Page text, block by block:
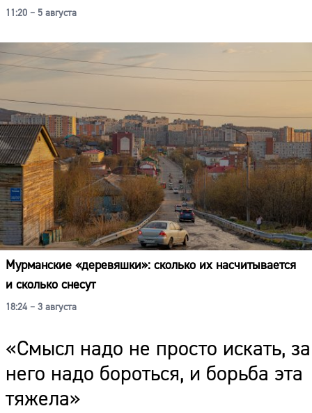
«Смысл надо не просто искать, за
него надо бороться, и борьба эта
тяжела»
11:20 – 5 августа
Мурманские «деревяшки»: сколько их насчитывается
и сколько снесут
18:24 – 3 августа